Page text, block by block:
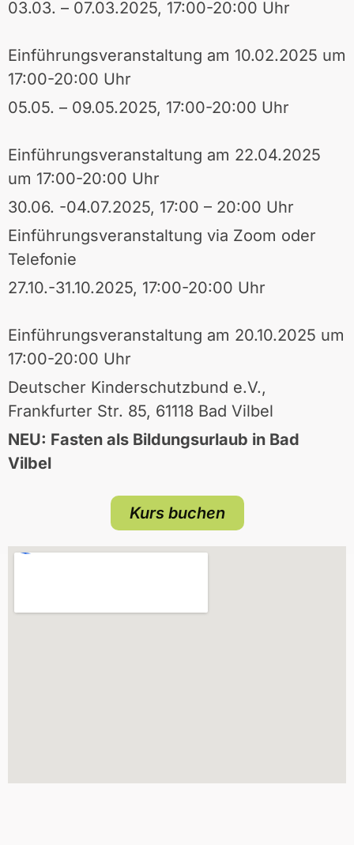
03.03. – 07.03.2025, 17:00-20:00 Uhr
Einführungsveranstaltung am 10.02.2025 um
17:00-20:00 Uhr
05.05. – 09.05.2025, 17:00-20:00 Uhr
Einführungsveranstaltung am 22.04.2025
um 17:00-20:00 Uhr
30.06. -04.07.2025, 17:00 – 20:00 Uhr
Einführungsveranstaltung via Zoom oder
Telefonie
27.10.-31.10.2025, 17:00-20:00 Uhr
Einführungsveranstaltung am 20.10.2025 um
17:00-20:00 Uhr
Deutscher Kinderschutzbund e.V.,
Frankfurter Str. 85, 61118 Bad Vilbel
NEU: Fasten als Bildungsurlaub in Bad
Vilbel
Kurs buchen